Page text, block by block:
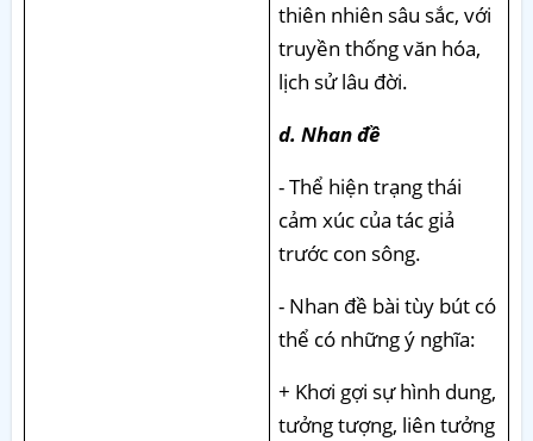
thiên nhiên sâu sắc, với
truyền thống văn hóa,
lịch sử lâu đời.
d. Nhan đề
- Thể hiện trạng thái
cảm xúc của tác giả
trước con sông.
- Nhan đề bài tùy bút có
thể có những ý nghĩa:
+ Khơi gợi sự hình dung,
tưởng tượng, liên tưởng